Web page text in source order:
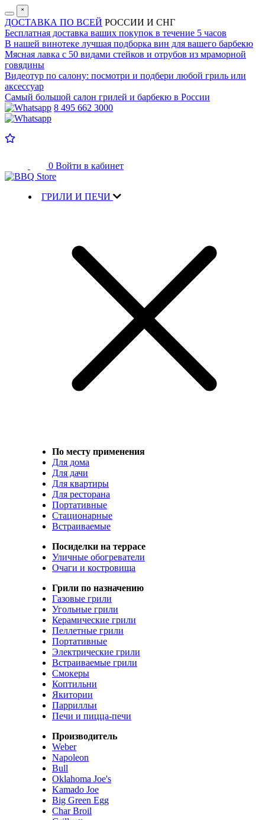
˟
ДОСТАВКА ПО ВСЕЙ РОССИИ И СНГ
Бесплатная доставка ваших покупок в течение 5 часов
В нашей винотеке лучшая подборка вин для вашего барбекю
Мясная лавка с 50 видами стейков и отрубов из мраморной
говядины
Видеотур по салону: посмотри и подбери любой гриль или
аксессуар
Самый большой салон грилей и барбекю в России
8 495 662 3000
0 Войти в кабинет
ГРИЛИ И ПЕЧИ
По месту применения
Для дома
Для дачи
Для квартиры
Для ресторана
Портативные
Стационарные
Встраиваемые
Посиделки на террасе
Уличные обогреватели
Очаги и костровища
Грили по назначению
Газовые грили
Угольные грили
Керамические грили
Пеллетные грили
Портативные
Электрические грили
Встраиваемые грили
Смокеры
Коптильни
Якитории
Паррилльи
Печи и пицца-печи
Производитель
Weber
Napoleon
Bull
Oklahoma Joe's
Kamado Joe
Big Green Egg
Char Broil